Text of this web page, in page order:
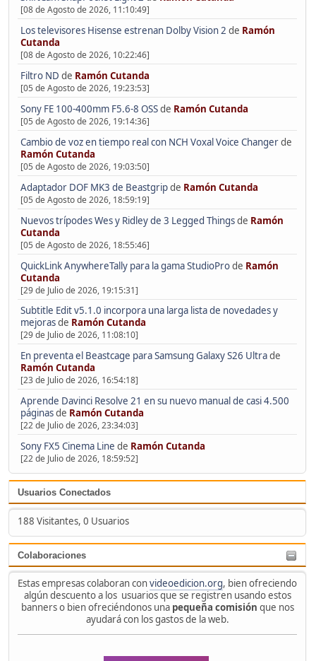
[08 de Agosto de 2026, 11:10:49]
Los televisores Hisense estrenan Dolby Vision 2 de Ramón
Cutanda
[08 de Agosto de 2026, 10:22:46]
Filtro ND de Ramón Cutanda
[05 de Agosto de 2026, 19:23:53]
Sony FE 100-400mm F5.6-8 OSSde Ramón Cutanda
[05 de Agosto de 2026, 19:14:36]
Cambio de voz en tiempo real con NCH Voxal Voice Changerde
Ramón Cutanda
[05 de Agosto de 2026, 19:03:50]
Adaptador DOF MK3 de Beastgripde Ramón Cutanda
[05 de Agosto de 2026, 18:59:19]
Nuevos trípodes Wes y Ridley de 3 Legged Thingsde Ramón
Cutanda
[05 de Agosto de 2026, 18:55:46]
QuickLink AnywhereTally para la gama StudioProde Ramón
Cutanda
[29 de Julio de 2026, 19:15:31]
Subtitle Edit v5.1.0 incorpora una larga lista de novedades y
mejorasde Ramón Cutanda
[29 de Julio de 2026, 11:08:10]
En preventa el Beastcage para Samsung Galaxy S26 Ultrade
Ramón Cutanda
[23 de Julio de 2026, 16:54:18]
Aprende Davinci Resolve 21 en su nuevo manual de casi 4.500
páginasde Ramón Cutanda
[22 de Julio de 2026, 23:34:03]
Sony FX5 Cinema Line de Ramón Cutanda
[22 de Julio de 2026, 18:59:52]
Usuarios Conectados
188 Visitantes, 0 Usuarios
Colaboraciones
Estas empresas colaboran convideoedicion.org, bien ofreciendo
algún descuento a los usuarios que se registren usando estos
banners o bien ofreciéndonos una pequeña comisión que nos
ayudará con los gastos de la web.